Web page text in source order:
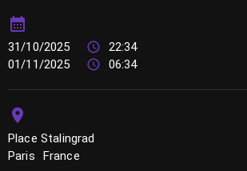
31/10/2025
22:34
01/11/2025
06:34
Place Stalingrad
Paris
France